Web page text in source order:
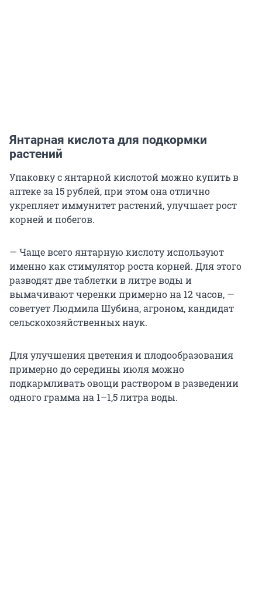
Янтарная кислота для подкормки
растений
Упаковку с янтарной кислотой можно купить в
аптеке за 15 рублей, при этом она отлично
укрепляет иммунитет растений, улучшает рост
корней и побегов.
— Чаще всего янтарную кислоту используют
именно как стимулятор роста корней. Для этого
разводят две таблетки в литре воды и
вымачивают черенки примерно на 12 часов, —
советует Людмила Шубина, агроном, кандидат
сельскохозяйственных наук.
Для улучшения цветения и плодообразования
примерно до середины июля можно
подкармливать овощи раствором в разведении
одного грамма на 1–1,5 литра воды.